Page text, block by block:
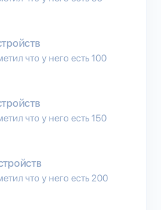
что у него есть 100
что у него есть 150
что у него есть 200